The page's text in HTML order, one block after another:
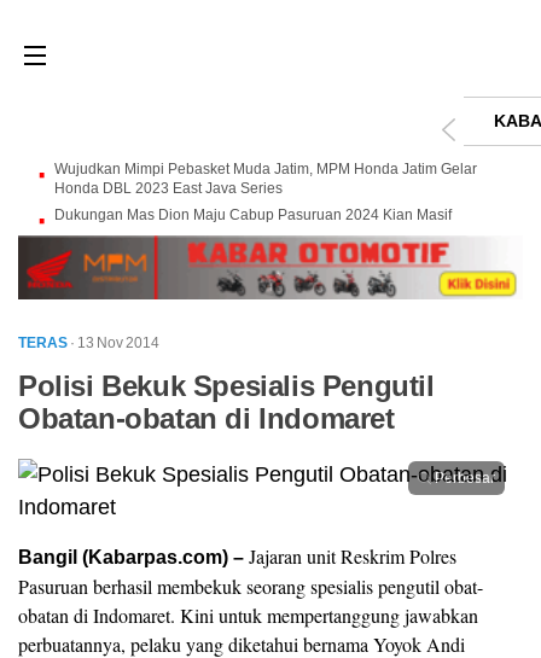
Wujudkan Mimpi Pebasket Muda Jatim, MPM Honda Jatim Gelar
Honda DBL 2023 East Java Series
Dukungan Mas Dion Maju Cabup Pasuruan 2024 Kian Masif
TERAS · 13 Nov 2014
Polisi Bekuk Spesialis Pengutil
Obatan-obatan di Indomaret
Perbesar
Bangil (Kabarpas.com) – Jajaran unit Reskrim Polres
Pasuruan berhasil membekuk seorang spesialis pengutil obat-
obatan di Indomaret. Kini untuk mempertanggung jawabkan
perbuatannya, pelaku yang diketahui bernama Yoyok Andi